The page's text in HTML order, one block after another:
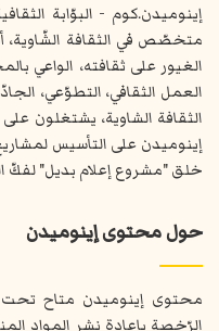
إينوميدن.كوم - البوّابة
متخصّص في الثقافة
الغيور على ثقافته، الواعي
العمل الثقافي، التطوّعي،
الثقافة الشاوية، يشتغلون
إينوميدن على التأسيس
خلق "مشروع إعلام بديل" لفكّ
حول محتوى إينوميدن
محتوى إينوميدن متاح
الرّخصة بإعادة نشر المواد